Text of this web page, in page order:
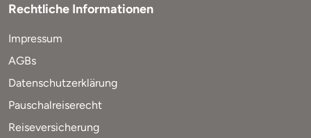
Rechtliche Informationen
Impressum
AGBs
Datenschutzerklärung
Pauschalreiserecht
Reiseversicherung